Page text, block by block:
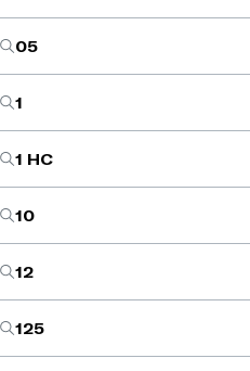
05
1
1 HC
10
12
125